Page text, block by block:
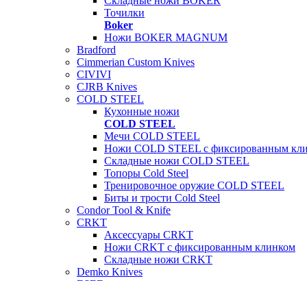
Точилки
Boker
Ножи BOKER MAGNUM
Bradford
Cimmerian Custom Knives
CIVIVI
CJRB Knives
COLD STEEL
Кухонные ножи
COLD STEEL
Мечи COLD STEEL
Ножи COLD STEEL с фиксированным
Складные ножи COLD STEEL
Топоры Cold Steel
Тренировочное оружие COLD STEEL
Биты и трости Cold Steel
Condor Tool & Knife
CRKT
Аксессуары CRKT
Ножи CRKT с фиксированным клинком
Складные ножи CRKT
Demko Knives